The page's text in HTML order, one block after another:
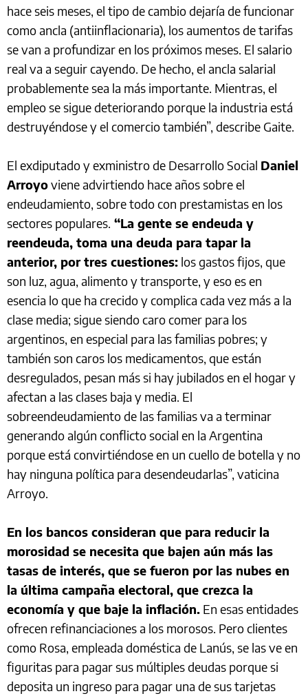
hace seis meses, el tipo de cambio dejaría de funcionar
como ancla (antiinflacionaria), los aumentos de tarifas
se van a profundizar en los próximos meses. El salario
real va a seguir cayendo. De hecho, el ancla salarial
probablemente sea la más importante. Mientras, el
empleo se sigue deteriorando porque la industria está
destruyéndose y el comercio también”, describe Gaite.
El exdiputado y exministro de Desarrollo Social Daniel
Arroyoviene advirtiendo hace años sobre el
endeudamiento, sobre todo con prestamistas en los
sectores populares. “La gente se endeuda y
reendeuda, toma una deuda para tapar la
anterior, por tres cuestiones: los gastos fijos, que
son luz, agua, alimento y transporte, y eso es en
esencia lo que ha crecido y complica cada vez más a la
clase media; sigue siendo caro comer para los
argentinos, en especial para las familias pobres; y
también son caros los medicamentos, que están
desregulados, pesan más si hay jubilados en el hogar y
afectan a las clases baja y media. El
sobreendeudamiento de las familias va a terminar
generando algún conflicto social en la Argentina
porque está convirtiéndose en un cuello de botella y no
hay ninguna política para desendeudarlas”, vaticina
Arroyo.
En los bancos consideran que para reducir la
morosidad se necesita que bajen aún más las
tasas de interés, que se fueron por las nubes en
la última campaña electoral, que crezca la
economía y que baje la inflación. En esas entidades
ofrecen refinanciaciones a los morosos. Pero clientes
como Rosa, empleada doméstica de Lanús, se las ve en
figuritas para pagar sus múltiples deudas porque si
deposita un ingreso para pagar una de sus tarjetas